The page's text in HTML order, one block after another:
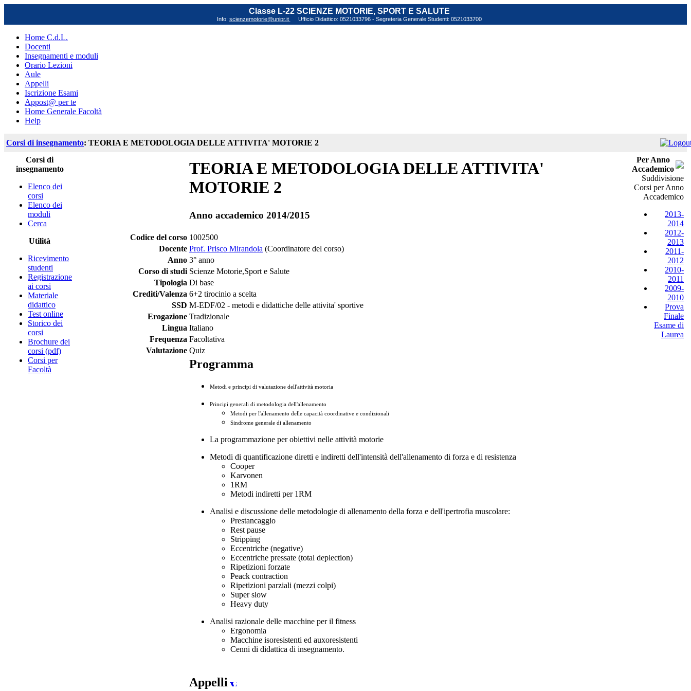
Classe L-22 SCIENZE MOTORIE, SPORT E SALUTE
Info: scienzemotorie@unipr.it Ufficio Didattico: 0521033796 - Segreteria Generale Studenti: 0521033700
Home C.d.L.
Docenti
Insegnamenti e moduli
Orario Lezioni
Aule
Appelli
Iscrizione Esami
Appost@ per te
Home Generale Facoltà
Help
Corsi di insegnamento: TEORIA E METODOLOGIA DELLE ATTIVITA' MOTORIE 2
Corsi di
insegnamento
Elenco dei
corsi
Elenco dei
moduli
Cerca
Utilità
Ricevimento
studenti
Registrazione
ai corsi
Materiale
didattico
Test online
Storico dei
corsi
Brochure dei
corsi (pdf)
Corsi per
Facoltà
TEORIA E METODOLOGIA DELLE ATTIVITA'
MOTORIE 2
Anno accademico 2014/2015
Codice del corso 1002500
Docente Prof. Prisco Mirandola (Coordinatore del corso)
Anno 3° anno
Corso di studi Scienze Motorie,Sport e Salute
Tipologia Di base
Crediti/Valenza 6+2 tirocinio a scelta
SSD M-EDF/02 - metodi e didattiche delle attivita' sportive
Erogazione Tradizionale
Lingua Italiano
Frequenza Facoltativa
Valutazione Quiz
Programma
Metodi e principi di valutazione dell'attività motoria
Principi generali di metodologia dell'allenamento
Metodi per l'allenamento delle capacità coordinative e condizionali
Sindrome generale di allenamento
La programmazione per obiettivi nelle attività motorie
Metodi di quantificazione diretti e indiretti dell'intensità dell'allenamento di forza e di resistenza
Cooper
Karvonen
1RM
Metodi indiretti per 1RM
Analisi e discussione delle metodologie di allenamento della forza e dell'ipertrofia muscolare:
Prestancaggio
Rest pause
Stripping
Eccentriche (negative)
Eccentriche pressate (total deplection)
Ripetizioni forzate
Peack contraction
Ripetizioni parziali (mezzi colpi)
Super slow
Heavy duty
Analisi razionale delle macchine per il fitness
Ergonomia
Macchine isoresistenti ed auxoresistenti
Cenni di didattica di insegnamento.
Appelli
Per Anno
Accademico
Suddivisione
Corsi per Anno
Accademico
2013-
2014
2012-
2013
2011-
2012
2010-
2011
2009-
2010
Prova
Finale
Esame di
Laurea